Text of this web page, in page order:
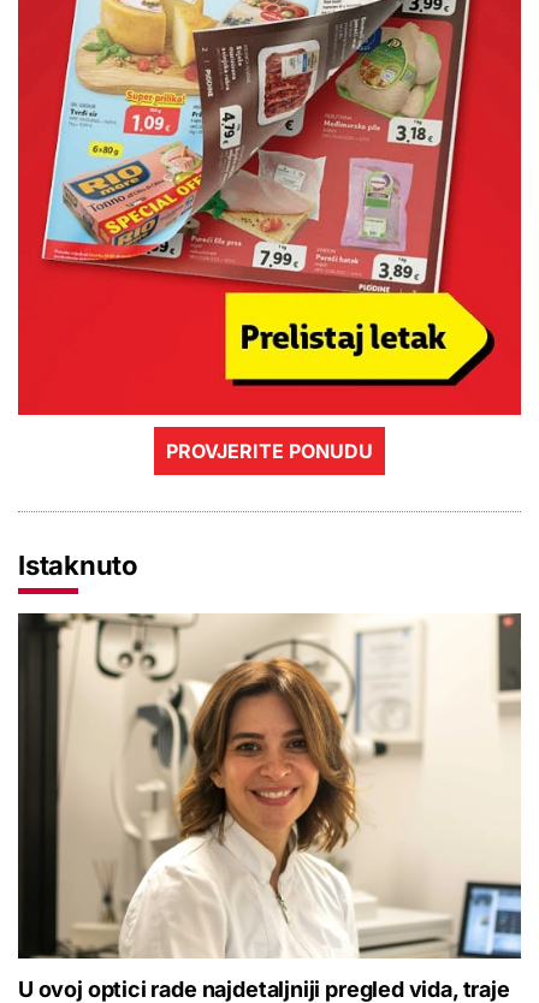
PROVJERITE PONUDU
Istaknuto
U ovoj optici rade najdetaljniji pregled vida, traje